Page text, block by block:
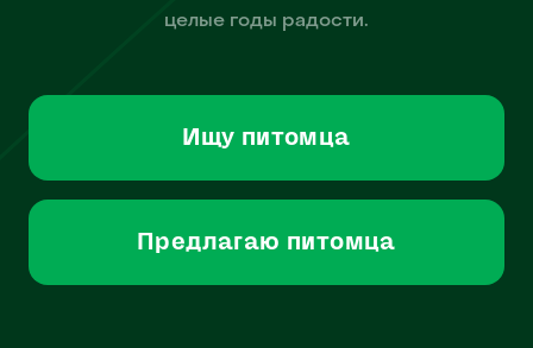
целые годы радости.
Ищу питомца
Предлагаю питомца